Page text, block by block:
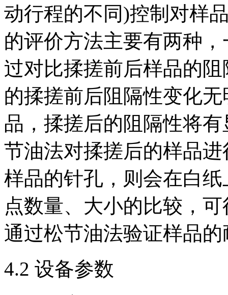
动行程的不同)控制对样
的评价方法主要有两种
过对比揉搓前后样品的
的揉搓前后阻隔性变化
品，揉搓后的阻隔性将
节油法对揉搓后的样品
样品的针孔，则会在白
点数量、大小的比较，
通过松节油法验证样品
4.2 设备参数